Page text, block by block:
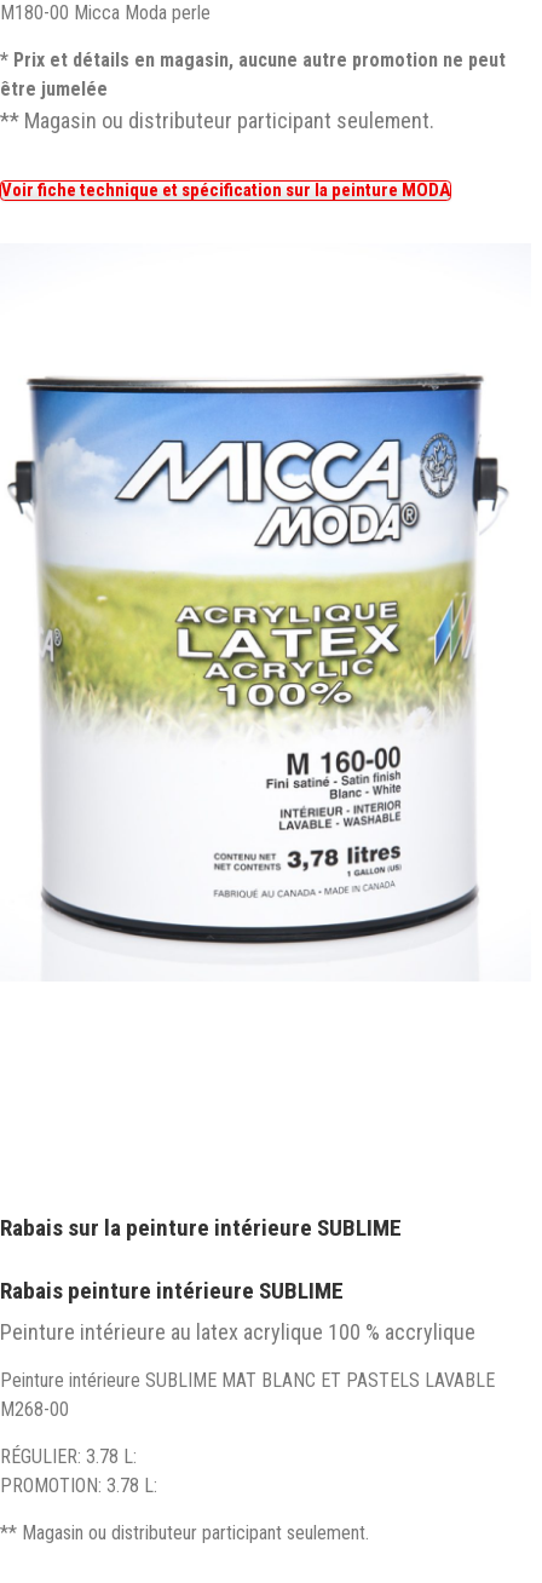
M180-00 Micca Moda perle
* Prix et détails en magasin, aucune autre promotion ne peut
être jumelée
** Magasin ou distributeur participant seulement.
Voir fiche technique et spécification sur la peinture MODA
Rabais sur la peinture intérieure SUBLIME
Rabais peinture intérieure SUBLIME
Peinture intérieure au latex acrylique 100 % accrylique
Peinture intérieure SUBLIME MAT BLANC ET PASTELS LAVABLE
M268-00
RÉGULIER: 3.78 L:
PROMOTION: 3.78 L:
** Magasin ou distributeur participant seulement.